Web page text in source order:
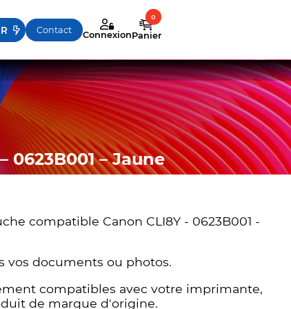
flèches haut et bas pour évaluer entrer pour
Contact ConnexionPanier
– Jaune
compatible Canon CLI8Y - 0623B001 -
vos documents ou photos.
compatibles avec votre imprimante,
de marque d'origine.